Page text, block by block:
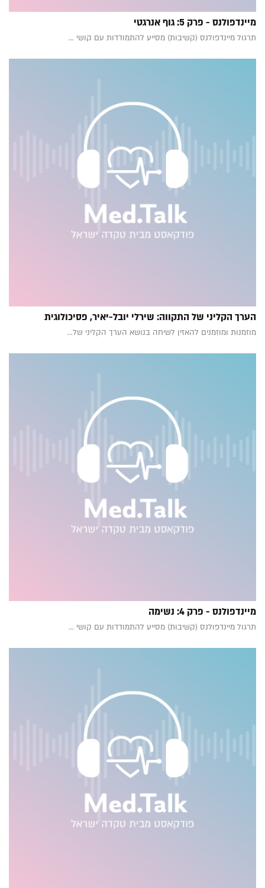
מיינדפולנס - פרק 5: גוף אנרגטי
תרגול מיינדפולנס (קשיבות) מסייע להתמודדות עם קושי ...
הערך הקליני של התקווה: שירלי יובל-יאיר, פסיכולוגית
מוזמנות ומוזמנים להאזין לשיחה בנושא הערך הקליני של...
מיינדפולנס - פרק 4: נשימה
תרגול מיינדפולנס (קשיבות) מסייע להתמודדות עם קושי ...